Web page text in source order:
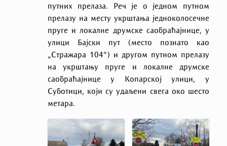
путних прелаза. Реч је о једном путном
прелазу на месту укрштања једноколосечне
пруге и локалне друмске саобраћајнице, у
улици Бајски пут (место познато као
„Стражара 104“) и другом путном прелазу
на укрштању пруге и локалне друмске
саобраћајнице у Копарској улици, у
Суботици, који су удаљени свега око шесто
метара.